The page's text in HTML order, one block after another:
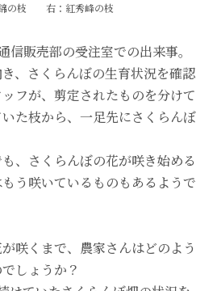
の枝 右：紅秀峰の枝
販売部の受注室での出来事。
、さくらんぼの生育状況を確認
フが、剪定されたものを分けて
た枝から、一足先にさくらんぼ
、さくらんぼの花が咲き始める
う咲いているものもあるようで
咲くまで、農家さんはどのよう
しょうか？